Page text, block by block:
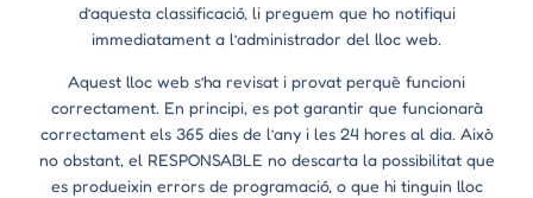
d’aquesta classificació, li preguem que ho notifiqui
immediatament a l’administrador del lloc web.
Aquest lloc web s’ha revisat i provat perquè funcioni
correctament. En principi, es pot garantir que funcionarà
correctament els 365 dies de l’any i les 24 hores al dia. Això
no obstant, el RESPONSABLE no descarta la possibilitat que
es produeixin errors de programació, o que hi tinguin lloc